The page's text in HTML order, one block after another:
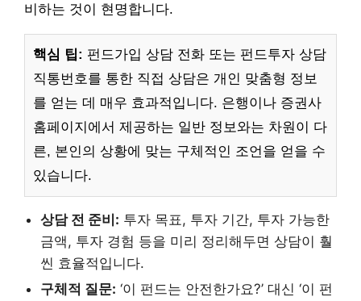
비하는 것이 현명합니다.
핵심 팁: 펀드가입 상담 전화 또는 펀드투자 상담
직통번호를 통한 직접 상담은 개인 맞춤형 정보
를 얻는 데 매우 효과적입니다. 은행이나 증권사
홈페이지에서 제공하는 일반 정보와는 차원이 다
른, 본인의 상황에 맞는 구체적인 조언을 얻을 수
있습니다.
상담 전 준비: 투자 목표, 투자 기간, 투자 가능한
금액, 투자 경험 등을 미리 정리해두면 상담이 훨
씬 효율적입니다.
구체적 질문: ‘이 펀드는 안전한가요?’ 대신 ‘이 펀